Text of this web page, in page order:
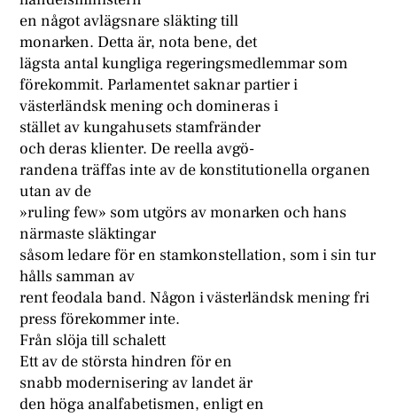
en något avlägsnare släkting till
monarken. Detta är, nota bene, det
lägsta antal kungliga regeringsmedlemmar som
förekommit. Parlamentet saknar partier i
västerländsk mening och domineras i
stället av kungahusets stamfränder
och deras klienter. De reella avgö-
randena träffas inte av de konstitutionella organen
utan av de
»ruling few» som utgörs av monarken och hans
närmaste släktingar
såsom ledare för en stamkonstellation, som i sin tur
hålls samman av
rent feodala band. Någon i västerländsk mening fri
press förekommer inte.
Från slöja till schalett
Ett av de största hindren för en
snabb modernisering av landet är
den höga analfabetismen, enligt en